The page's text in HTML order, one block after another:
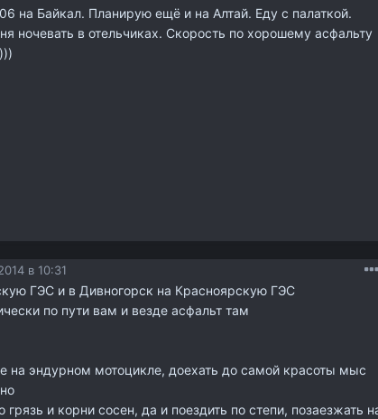
на Байкал. Планирую ещё и на Алтай. Еду с палаткой.
ночевать в отельчиках. Скорость по хорошему асфальту
в 10:31
ГЭС и в Дивногорск на Красноярскую ГЭС
по пути вам и везде асфальт там
на эндурном мотоцикле, доехать до самой красоты мыс
и корни сосен, да и поездить по степи, позаезжать